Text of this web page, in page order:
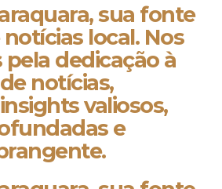
sua fonte
local. Nos
dedicação à
notícias,
valiosos,
e